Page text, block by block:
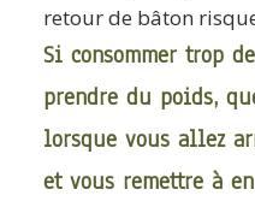
retour de bâton
Si consommer trop
prendre du poids,
lorsque vous allez
et vous remettre à